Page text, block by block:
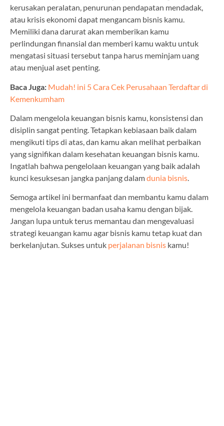
kerusakan peralatan, penurunan pendapatan mendadak,
atau krisis ekonomi dapat mengancam bisnis kamu.
Memiliki dana darurat akan memberikan kamu
perlindungan finansial dan memberi kamu waktu untuk
mengatasi situasi tersebut tanpa harus meminjam uang
atau menjual aset penting.
Baca Juga: Mudah! ini 5 Cara Cek Perusahaan Terdaftar di
Kemenkumham
Dalam mengelola keuangan bisnis kamu, konsistensi dan
disiplin sangat penting. Tetapkan kebiasaan baik dalam
mengikuti tips di atas, dan kamu akan melihat perbaikan
yang signifikan dalam kesehatan keuangan bisnis kamu.
Ingatlah bahwa pengelolaan keuangan yang baik adalah
kunci kesuksesan jangka panjang dalamdunia bisnis.
Semoga artikel ini bermanfaat dan membantu kamu dalam
mengelola keuangan badan usaha kamu dengan bijak.
Jangan lupa untuk terus memantau dan mengevaluasi
strategi keuangan kamu agar bisnis kamu tetap kuat dan
berkelanjutan. Sukses untuk perjalanan bisnis kamu!